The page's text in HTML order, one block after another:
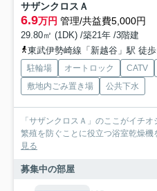
サザンクロスＡ
6.9万円 管理/共益費5,000円
29.80㎡ (1DK) /築21年 /3階建
東武伊勢崎線「新越谷」駅 徒
駐輪場 オートロック CATV
敷地内ごみ置き場
公共下水
「サザンクロスＡ」のここがイチ
繁殖を防ぐことに役立つ浴室乾燥
見る
募集中の部屋